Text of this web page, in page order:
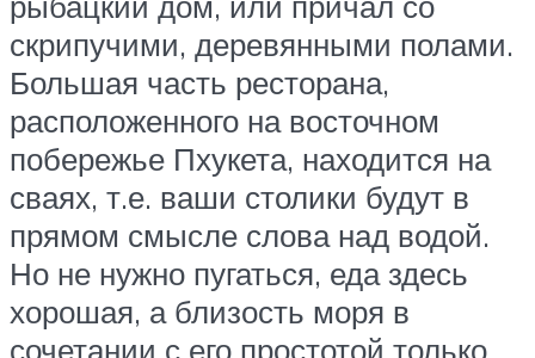
скрипучими, деревянными полами.
Большая часть ресторана,
расположенного на восточном
побережье Пхукета, находится на
сваях, т.е. ваши столики будут в
прямом смысле слова над водой.
Но не нужно пугаться, еда здесь
хорошая, а близость моря в
сочетании с его простотой только